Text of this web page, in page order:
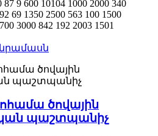
87 9 600 10104 1000 2000 340
69 1350 2500 563 100 1500
3000 842 192 2003 1501
ծովային
պաշտպանիչ